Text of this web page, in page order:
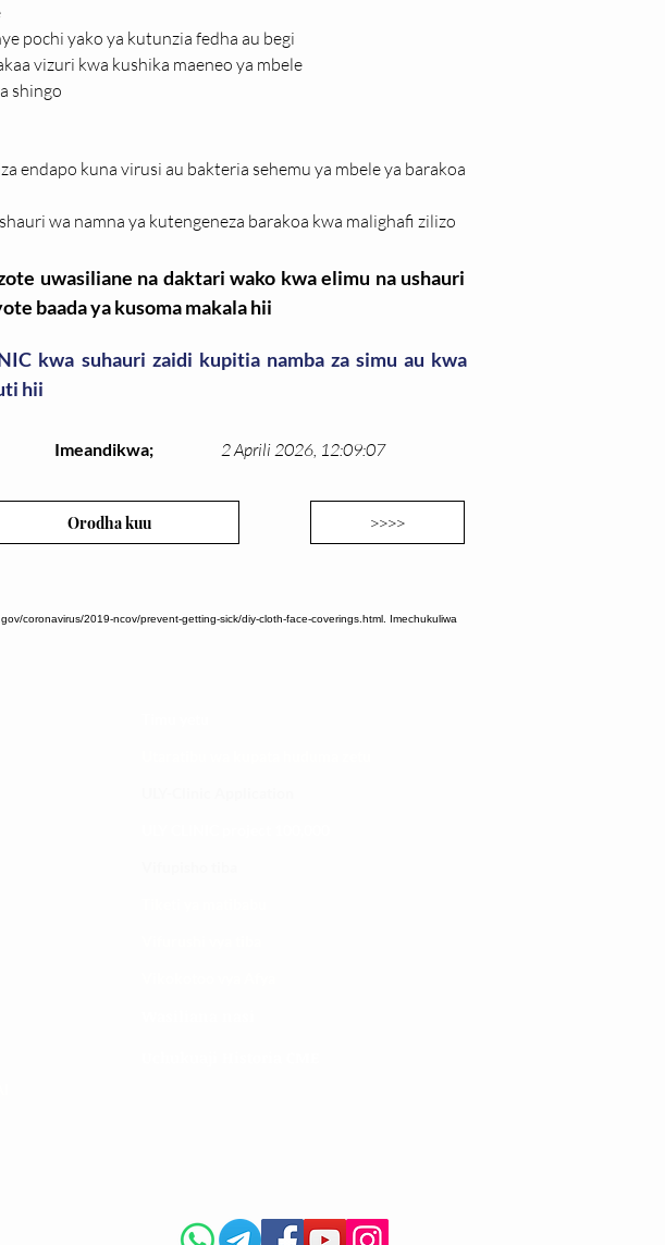
pochi yako ya kutunzia fedha au begi
vizuri kwa kushika maeneo ya mbele
shingo
endapo kuna virusi au bakteria sehemu ya mbele ya barakoa
wa namna ya kutengeneza barakoa kwa malighafi zilizo
uwasiliane na daktari wako kwa elimu na ushauri
baada ya kusoma makala hii
kwa suhauri zaidi kupitia namba za simu au kwa
hii
Imeandikwa; 2 Aprili 2026, 12:09:07
Orodha kuu >>>>
coronavirus/2019-ncov/prevent-getting-sick/diy-cloth-face-coverings.html. Imechukuliwa